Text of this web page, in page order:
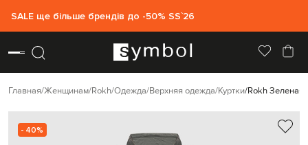
SALE ще більше брендів до -50% SS`26
Главная Женщинам Rokh Одежда Верхняя одежда Куртки Rokh Зеленая
- 40%